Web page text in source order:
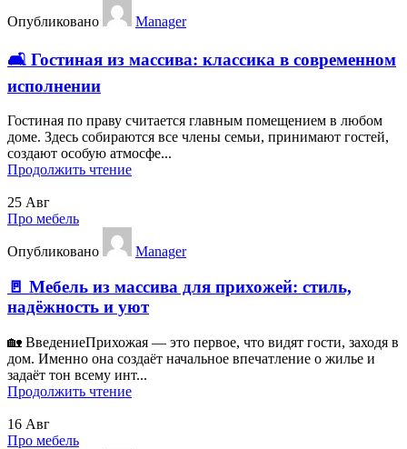
Опубликовано Manager
🛋️ Гостиная из массива: классика в современном
исполнении
Гостиная по праву считается главным помещением в любом
доме. Здесь собираются все члены семьи, принимают гостей,
создают особую атмосфе...
Продолжить чтение
25 Авг
Про мебель
Опубликовано Manager
🚪 Мебель из массива для прихожей: стиль,
надёжность и уют
🏡 ВведениеПрихожая — это первое, что видят гости, заходя в
дом. Именно она создаёт начальное впечатление о жилье и
задаёт тон всему инт...
Продолжить чтение
16 Авг
Про мебель